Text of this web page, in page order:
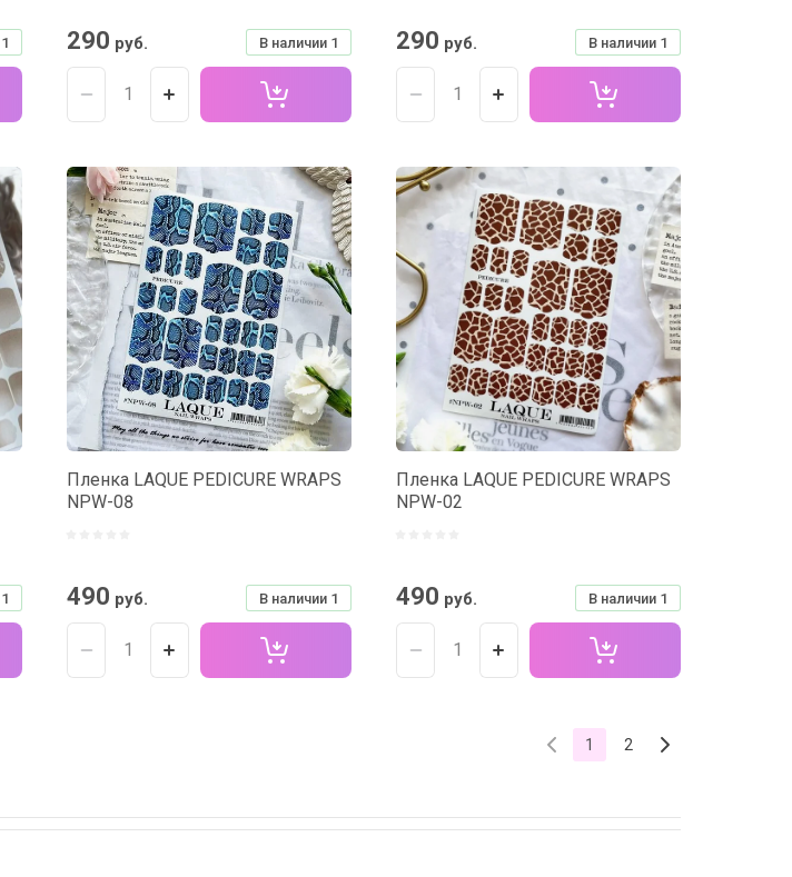
1 В наличии 1
290 руб. В наличии 1
290 руб.
1
Пленка LAQUE PEDICURE WRAPS
NPW-08
В наличии 1
490 руб.
Пленка LAQUE PEDICURE WRAPS
NPW-02
В наличии 1
490 руб.
1 2